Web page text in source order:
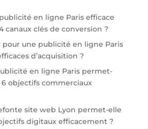
en ligne Paris efficace
canaux clés de conversion ?
pour une publicité en ligne Paris
d’acquisition ?
en ligne Paris permet-
objectifs commerciaux
site web Lyon permet-elle
digitaux efficacement ?